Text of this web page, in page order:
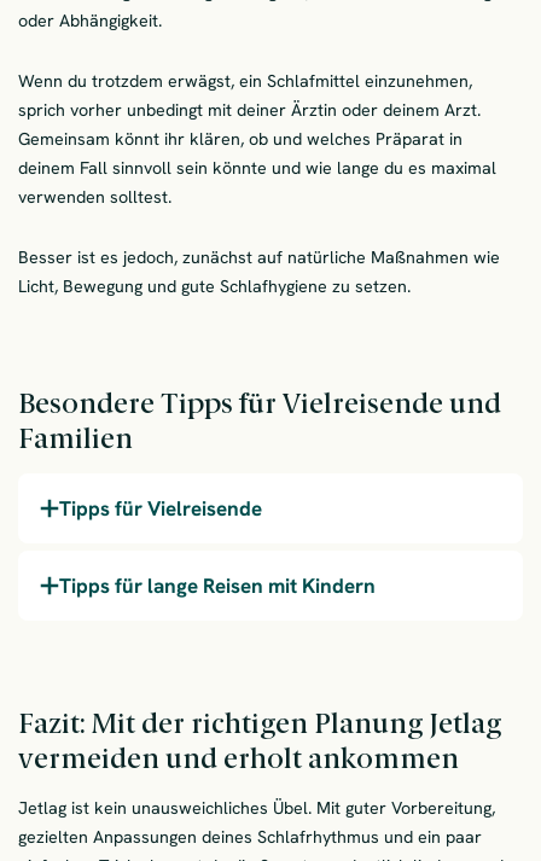
oder Abhängigkeit.
Wenn du trotzdem erwägst, ein Schlafmittel einzunehmen,
sprich vorher unbedingt mit deiner Ärztin oder deinem Arzt.
Gemeinsam könnt ihr klären, ob und welches Präparat in
deinem Fall sinnvoll sein könnte und wie lange du es maximal
verwenden solltest.
Besser ist es jedoch, zunächst auf natürliche Maßnahmen wie
Licht, Bewegung und gute Schlafhygiene zu setzen.
Besondere Tipps für Vielreisende und
Familien
Tipps für Vielreisende
Tipps für lange Reisen mit Kindern
Fazit: Mit der richtigen Planung Jetlag
vermeiden und erholt ankommen
Jetlag ist kein unausweichliches Übel. Mit guter Vorbereitung,
gezielten Anpassungen deines Schlafrhythmus und ein paar